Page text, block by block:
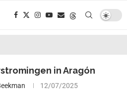
in Aragón
12/07/2025